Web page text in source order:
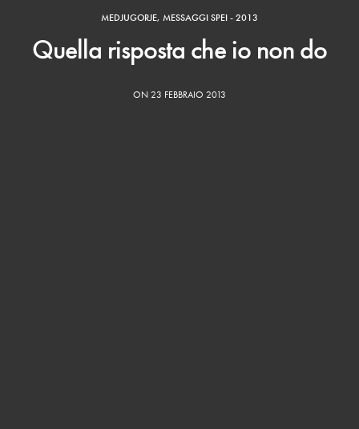
MEDJUGORJE, MESSAGGI SPEI - 2013
Quella risposta che io non do
ON 23 FEBBRAIO 2013